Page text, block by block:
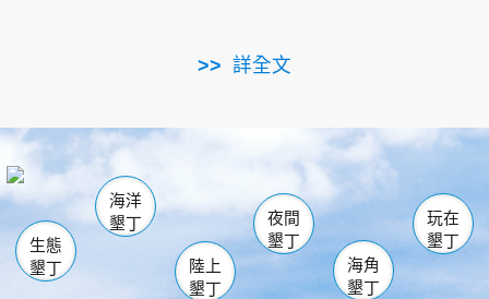
詳全文
南仁湖
海生館
恆春 佳樂水
龍鑾潭自然中心 森林遊樂區
瓊麻館
關山 墾管處遊客中心
社頂公園 風吹沙
船帆石
白砂 龍磐公園
香蕉灣
砂島
鵝鑾鼻
生態
墾丁
海洋
墾丁
陸上
墾丁
夜間
墾丁
海角
墾丁
玩在
墾丁